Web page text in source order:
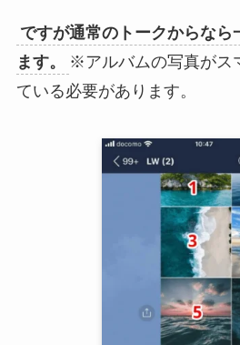
ですが通常のトークからなら
ます。
※アルバムの写真がス
ている必要があります。